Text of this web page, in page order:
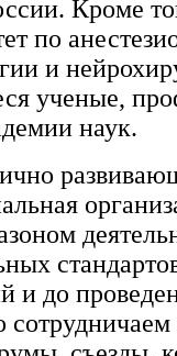
Кроме
по
и
ученые,
наук.
и до